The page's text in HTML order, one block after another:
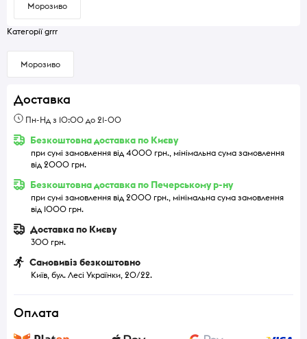
Морозиво
Категорії grrr
Морозиво
Доставка
Пн-Нд з 10:00 до 21-00
Безкоштовна доставка по Києву
при сумі замовлення від 4000 грн., мінімальна сума замовлення
від 2000 грн.
Безкоштовна доставка по Печерському р-ну
при сумі замовлення від 2000 грн., мінімальна сума замовлення
від 1000 грн.
Доставка по Києву
300 грн.
Самовивіз безкоштовно
Київ, бул. Лесі Українки, 20/22.
Оплата